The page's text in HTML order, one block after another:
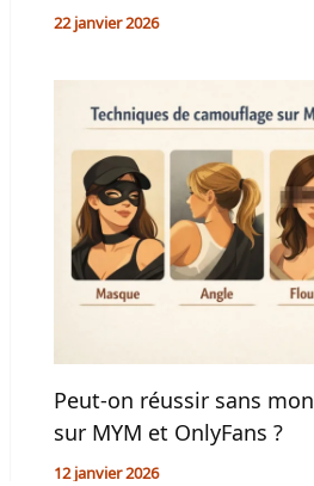
22 janvier 2026
Peut-on réussir sans
sur MYM et OnlyFans ?
12 janvier 2026